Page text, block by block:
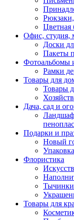
Цветная
Офис, студия,
Доски
Пакеты
Фотоальбомы
Рамки
Товары для
Товары
Дача, сад и
Подарки и
Новый
Флористика
Тычинки
Товары для